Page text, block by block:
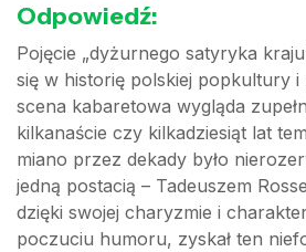
Odpowiedź:
Pojęcie „dyżurnego satyryka
się w historię polskiej popkultury i
scena kabaretowa wygląda
kilkanaście czy kilkadziesiąt lat
miano przez dekady było
jedną postacią – Tadeuszem
dzięki swojej charyzmie i
poczuciu humoru, zyskał ten